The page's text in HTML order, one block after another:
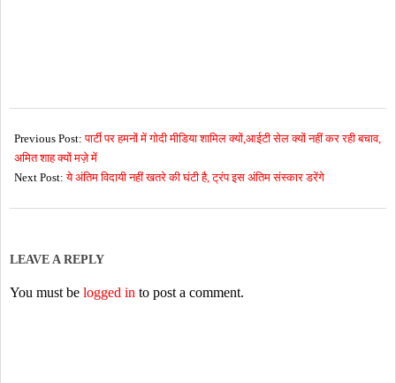
07-
05
Previous Post:पार्टी पर हमनों में गोदी मीडिया शामिल क्यों,आईटी सेल क्यों नहीं कर रही बचाव,
अमित शाह क्यों मज़े में
Next Post:ये अंतिम विदायी नहीं खतरे की घंटी है, ट्रंप इस अंतिम संस्कार डरेंगे
LEAVE A REPLY
You must be logged in to post a comment.